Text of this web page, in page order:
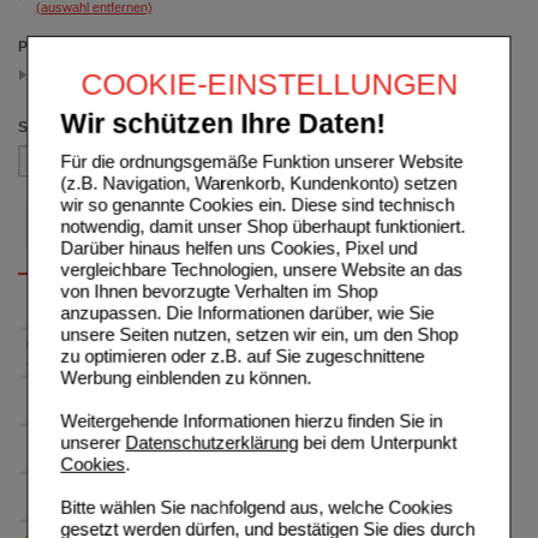
COOKIE-EINSTELLUNGEN
Wir schützen Ihre Daten!
Für die ordnungsgemäße Funktion unserer Website
(z.B. Navigation, Warenkorb, Kundenkonto) setzen
wir so genannte Cookies ein. Diese sind technisch
notwendig, damit unser Shop überhaupt funktioniert.
Darüber hinaus helfen uns Cookies, Pixel und
vergleichbare Technologien, unsere Website an das
von Ihnen bevorzugte Verhalten im Shop
anzupassen. Die Informationen darüber, wie Sie
unsere Seiten nutzen, setzen wir ein, um den Shop
zu optimieren oder z.B. auf Sie zugeschnittene
Werbung einblenden zu können.
Weitergehende Informationen hierzu finden Sie in
unserer Datenschutzerklärungbei dem Unterpunkt
Cookies.
Bitte wählen Sie nachfolgend aus, welche Cookies
gesetzt werden dürfen, und bestätigen Sie dies durch
(auswahl entfernen)
Packungsgröße
30X8 ml
(auswahl entfernen)
Sortieren nach